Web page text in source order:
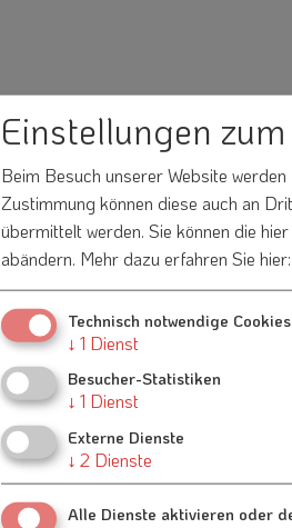
Einstellungen
Beim Besuch unserer Website
Zustimmung können diese auch an
übermittelt werden. Sie können die
abändern. Mehr dazu erfahren Sie
Technisch notwendige Cookies
↓ 1 Dienst
Besucher-Statistiken
↓ 1 Dienst
Externe Dienste
↓ 2 Dienste
Alle Dienste aktivieren oder